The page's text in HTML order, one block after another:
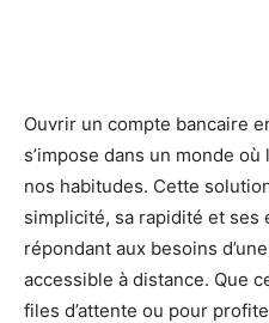
Ouvrir un compte bancaire
s’impose dans un monde
nos habitudes. Cette
simplicité, sa rapidité et ses
répondant aux besoins
accessible à distance. Que
files d’attente ou pour